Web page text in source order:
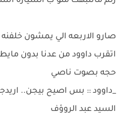
صارو الاربعه الي يمشون خلفنه
اتقرب داوود من عدنا بدون
حجه بصوت ناصي
_داوود :: بس اصيح بيجن..
السيد عبد الروؤف